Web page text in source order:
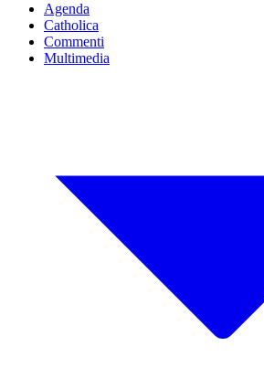
Agenda
Catholica
Commenti
Multimedia